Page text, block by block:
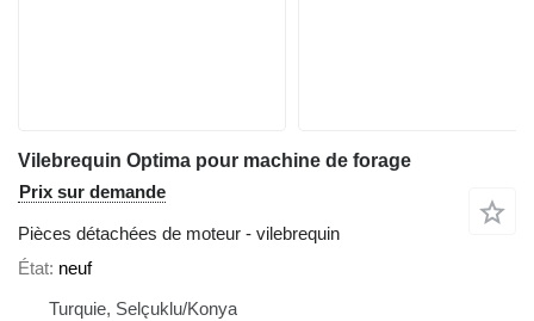
Vilebrequin Optima pour machine de forage
Prix sur demande
Pièces détachées de moteur - vilebrequin
État neuf
Turquie, Selçuklu/Konya